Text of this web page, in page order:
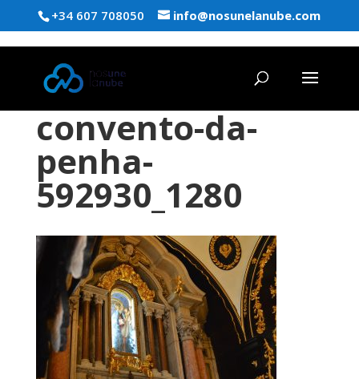
+34 607 708050 info@nosunelanube.com
convento-da-
penha-
592930_1280